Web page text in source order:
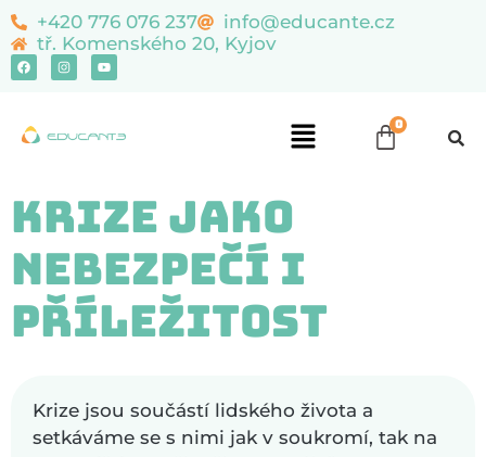
content
+420 776 076 237
info@educante.cz
tř. Komenského 20, Kyjov
Krize jako
nebezpečí i
příležitost
Krize jsou součástí lidského života a
setkáváme se s nimi jak v soukromí, tak na